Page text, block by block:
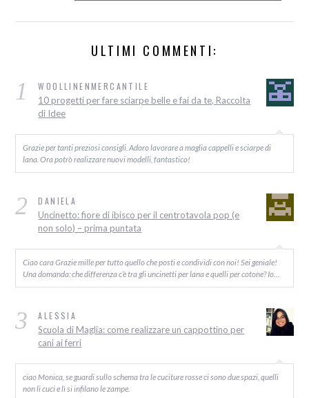
ULTIMI COMMENTI:
1 WOOLLINENMERCANTILE
10 progetti per fare sciarpe belle e fai da te, Raccolta
di Idee
Grazie per tanti preziosi consigli. Adoro lavorare a maglia cappelli e sciarpe di
lana. Ora potrò realizzare nuovi modelli, fantastico!
2 DANIELA
Uncinetto: fiore di ibisco per il centrotavola pop (e
non solo) – prima puntata
Ciao cara Grazie mille per tutto quello che posti e condividi con noi! Sei geniale!
Una domanda: che differenza c’è tra gli uncinetti per lana e quelli per cotone? Io…
3 ALESSIA
Scuola di Maglia: come realizzare un cappottino per
cani ai ferri
ciao Monica, se guardi sullo schema tra le cuciture rosse ci sono due spazi, quelli
non li cuci e lì si infilano le zampe.